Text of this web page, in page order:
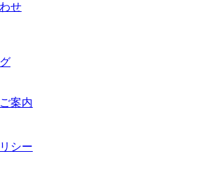
せ
案内
シー